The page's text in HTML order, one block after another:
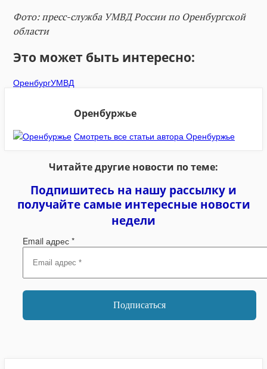
Фото: пресс-служба УМВД России по Оренбургской
области
Это может быть интересно:
ОренбургУМВД
Оренбуржье
Смотреть все статьи автора Оренбуржье
Читайте другие новости по теме:
Подпишитесь на нашу рассылку и
получайте самые интересные новости
недели
Email адрес *